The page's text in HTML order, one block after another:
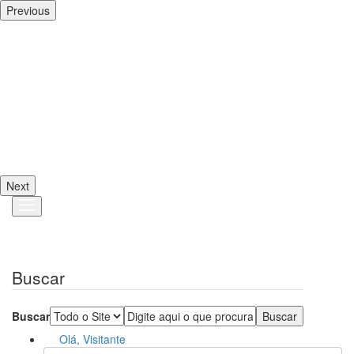
Previous
Next
Buscar
Buscar
Olá, Visitante